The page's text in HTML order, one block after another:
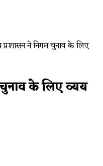
के लिए व्यय